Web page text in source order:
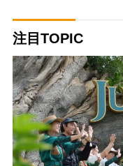
注目TOPIC